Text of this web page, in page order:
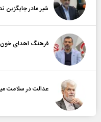
شیر مادر جایگزین
فرهنگ اهدای خون
عدالت در سلامت